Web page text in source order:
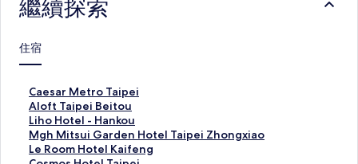
繼續探索
住宿
Caesar Metro Taipei
此
連
結
會
開
Aloft Taipei Beitou
此
連
結
會
Liho Hotel - Hankou
此
連
結
Mgh Mitsui Garden Hotel Taipei Zhongxiao
此
連
Le Room Hotel Kaifeng
此